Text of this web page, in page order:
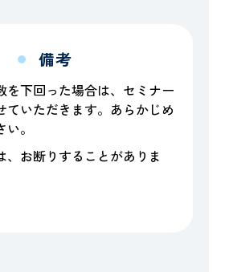
備考
を下回った場合は、セミナー
ていただきます。あらかじめ
。
、お断りすることがありま